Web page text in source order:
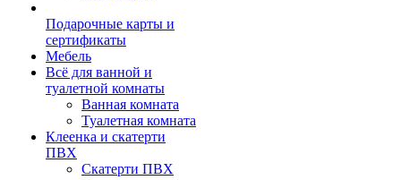
Подарочные карты и
сертификаты
Мебель
Всё для ванной и
туалетной комнаты
Ванная комната
Туалетная комната
Клеенка и скатерти
ПВХ
Скатерти ПВХ